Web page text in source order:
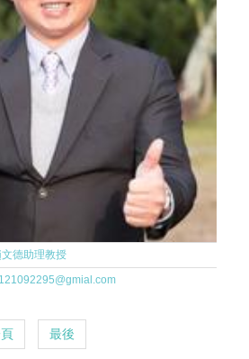
文德助理教授
最後